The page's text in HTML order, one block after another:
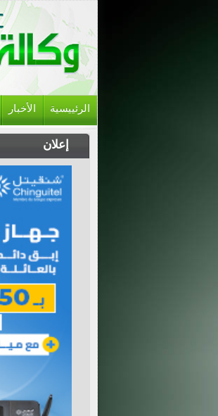
الرئييسية الأخبار
إعلان